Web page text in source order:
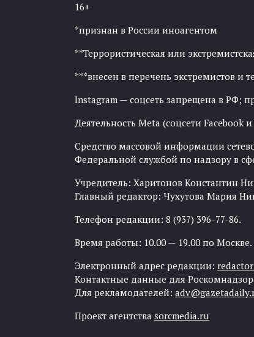
16+
*признан в России иноагентом
**Террористическая или
***внесен в перечень экстремистов и
Instagram — соцсеть запрещена в РФ;
Деятельность Meta (соцсети Facebook
Средство массовой информации
Федеральной службой по надзору в
Учредитель: Харитонов Константин
Главный редактор: Чухутова Мария
Телефон редакции: 8 (937) 396-77-86.
Время работы: 10.00 — 19.00 по Москве.
Электронный адрес редакции:
Контактные данные для
Для рекламодателей:
Проект агентства sorcmedia.ru